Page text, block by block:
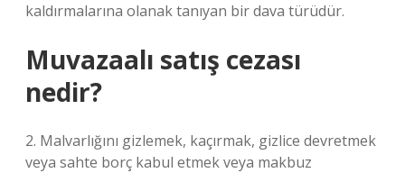
kaldırmalarına olanak tanıyan bir dava türüdür.
Muvazaalı satış cezası
nedir?
2. Malvarlığını gizlemek, kaçırmak, gizlice devretmek
veya sahte borç kabul etmek veya makbuz